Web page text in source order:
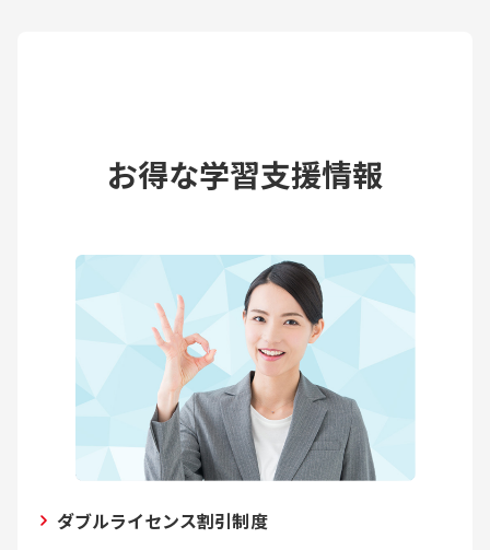
お得な学習支援情報
ダブルライセンス割引制度